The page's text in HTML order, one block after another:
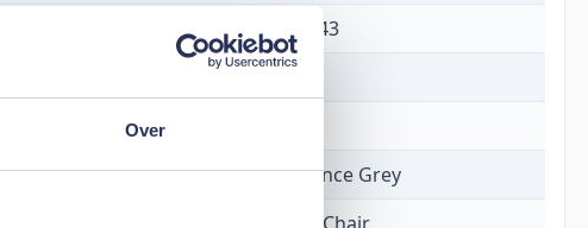
Over
5700110972543
€ 1.683,00
521 Mixed Dance Grey